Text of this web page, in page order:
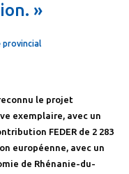
»
provincial
le projet
exemplaire, avec un
FEDER de 2 283
européenne, avec un
de Rhénanie-du-